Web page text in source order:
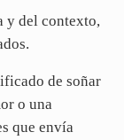
y del contexto,
de soñar
o una
que envía